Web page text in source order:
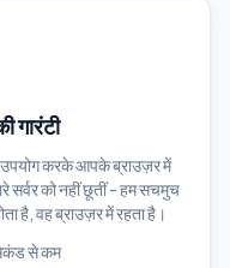
गारंटी
करके आपके ब्राउज़र में
सर्वर को नहीं छूतीं - हम सचमुच
है, वह ब्राउज़र में रहता है।
से कम